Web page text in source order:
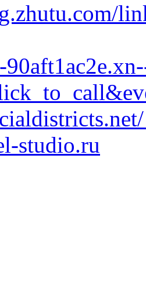
studio.ru